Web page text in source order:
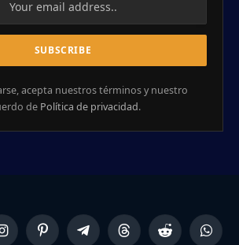
acepta nuestros términos y nuestro
de Política de privacidad.
InstagramPinterestTelegramThreads Reddit